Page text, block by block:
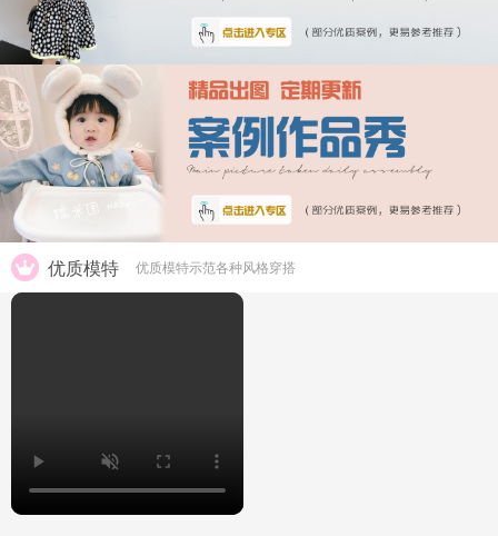
优质模特 优质模特示范各种风格穿搭